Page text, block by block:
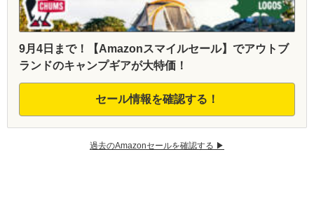
9月4日まで！【Amazonスマイルセール】でアウトブ
ランドのキャンプギアが大特価！
セール情報を確認する！
過去のAmazonセールを確認する ▶︎